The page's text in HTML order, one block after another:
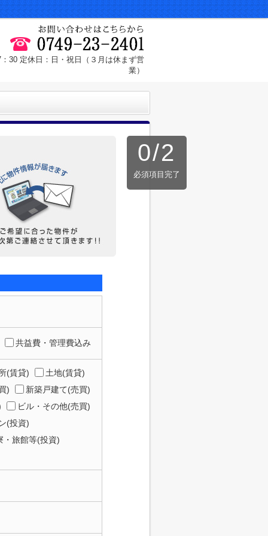
30 定休日：日・祝日（３月は休まず営
業）
0/2
必須項目完了
共益費・管理費込み
(賃貸)
土地(賃貸)
)
新築戸建て(売買)
ビル・その他(売買)
(投資)
・旅館等(投資)